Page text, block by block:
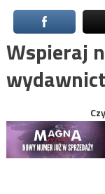
Wspieraj